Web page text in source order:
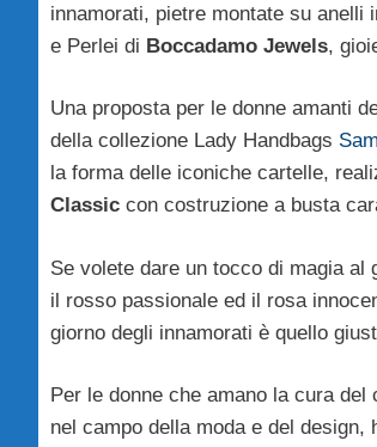
innamorati, pietre montate su
e Perlei di Boccadamo Jewels,
Una proposta per le donne amanti
della collezione Lady Handbags
la forma delle iconiche cartelle,
Classic con costruzione a busta
Se volete dare un tocco di magia al
il rosso passionale ed il rosa
giorno degli innamorati è quello
Per le donne che amano la cura
nel campo della moda e del design,